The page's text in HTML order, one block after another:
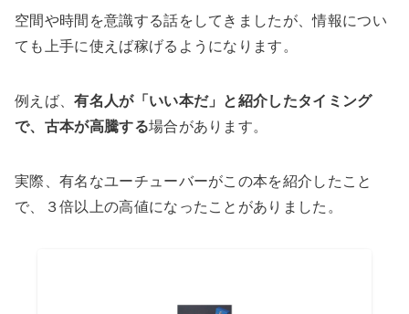
空間や時間を意識する話をしてきましたが、情報につい
ても上手に使えば稼げるようになります。
例えば、有名人が「いい本だ」と紹介したタイミング
で、古本が高騰する場合があります。
実際、有名なユーチューバーがこの本を紹介したこと
で、３倍以上の高値になったことがありました。